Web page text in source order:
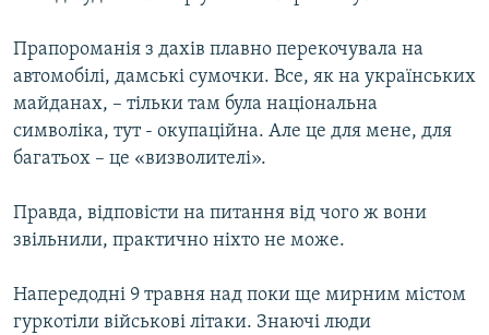
Прапороманія з дахів плавно перекочувала на
автомобілі, дамські сумочки. Все, як на українських
майданах, – тільки там була національна
символіка, тут - окупаційна. Але це для мене, для
багатьох – це «визволителі».
Правда, відповісти на питання від чого ж вони
звільнили, практично ніхто не може.
Напередодні 9 травня над поки ще мирним містом
гуркотіли військові літаки. Знаючі люди